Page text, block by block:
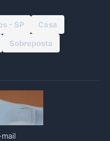
- SP
Casa
Sobreposta